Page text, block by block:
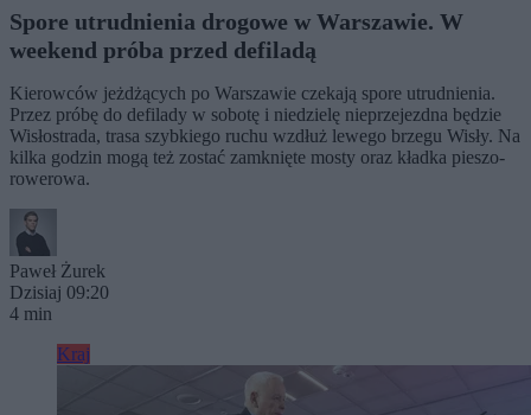
Spore utrudnienia drogowe w Warszawie. W
weekend próba przed defiladą
Kierowców jeżdżących po Warszawie czekają spore utrudnienia.
Przez próbę do defilady w sobotę i niedzielę nieprzejezdna będzie
Wisłostrada, trasa szybkiego ruchu wzdłuż lewego brzegu Wisły. Na
kilka godzin mogą też zostać zamknięte mosty oraz kładka pieszo-
rowerowa.
Paweł Żurek
Dzisiaj 09:20
4 min
Kraj